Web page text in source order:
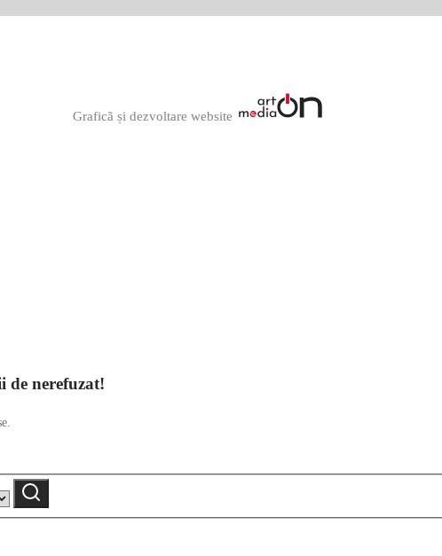
Graficã și dezvoltare website
de nerefuzat!
Caută